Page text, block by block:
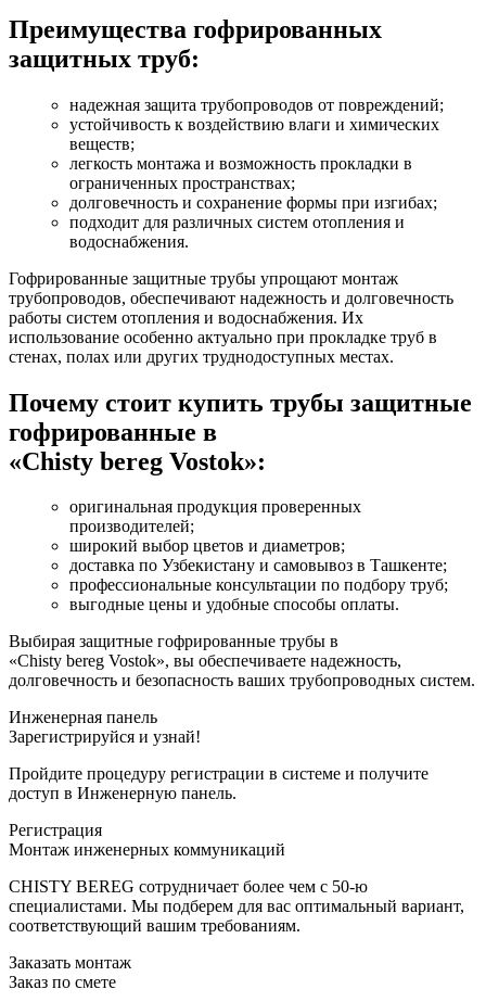
Преимущества гофрированных
защитных труб:
надежная защита трубопроводов от повреждений;
устойчивость к воздействию влаги и химических
веществ;
легкость монтажа и возможность прокладки в
ограниченных пространствах;
долговечность и сохранение формы при изгибах;
подходит для различных систем отопления и
водоснабжения.
Гофрированные защитные трубы упрощают монтаж
трубопроводов, обеспечивают надежность и долговечность
работы систем отопления и водоснабжения. Их
использование особенно актуально при прокладке труб в
стенах, полах или других труднодоступных местах.
Почему стоит купить трубы защитные
гофрированные в
«Chisty bereg Vostok»:
оригинальная продукция проверенных
производителей;
широкий выбор цветов и диаметров;
доставка по Узбекистану и самовывоз в Ташкенте;
профессиональные консультации по подбору труб;
выгодные цены и удобные способы оплаты.
Выбирая защитные гофрированные трубы в
«Chisty bereg Vostok», вы обеспечиваете надежность,
долговечность и безопасность ваших трубопроводных систем.
Инженерная панель
Зарегистрируйся и узнай!
Пройдите процедуру регистрации в системе и получите
доступ в Инженерную панель.
Регистрация
Монтаж инженерных коммуникаций
CHISTY BEREG сотрудничает более чем с 50-ю
специалистами. Мы подберем для вас оптимальный вариант,
соответствующий вашим требованиям.
Заказать монтаж
Заказ по смете